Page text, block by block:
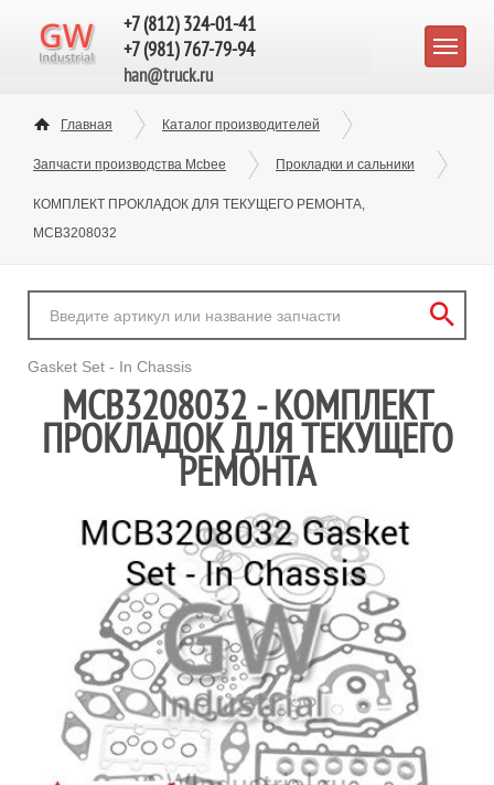
+7 (812) 324-01-41
+7 (981) 767-79-94
han@truck.ru
Главная Каталог производителей
Запчасти производства Mcbee Прокладки и сальники
КОМПЛЕКТ ПРОКЛАДОК ДЛЯ ТЕКУЩЕГО РЕМОНТА,
MCB3208032
Gasket Set - In Chassis
MCB3208032 - КОМПЛЕКТ
ПРОКЛАДОК ДЛЯ ТЕКУЩЕГО
РЕМОНТА